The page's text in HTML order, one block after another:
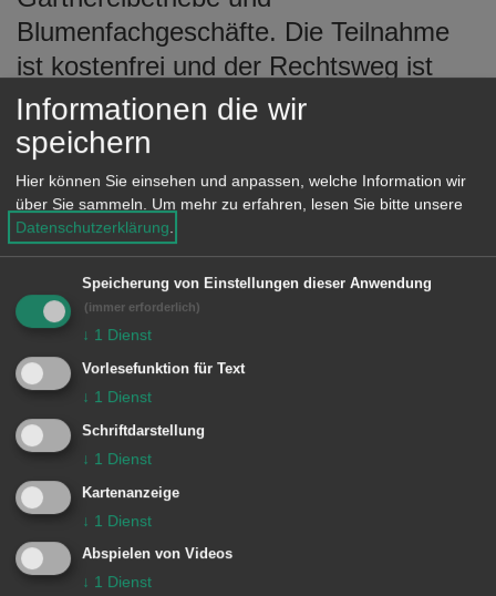
Blumenfachgeschäfte. Die Teilnahme
ist kostenfrei und der Rechtsweg ist
ausgeschlossen.
Voraussetzung für eine Teilnahme ist
auch dieses Jahr eine Anmeldung. Die
Bewertung erfolgt nach einem
Punktesystem unter den
Gesichtspunkten Harmonie und
Verhältnismäßigkeit, Wachstums- und
Pflegestand sowie Blütenreichtum,
wobei mindestens 50 % des
Blumenschmuckes blühend sein sollte.
Jeder einzelne Teilnehmer, dessen
Blumenschmuck bewertet werden
konnte, erhält eine Urkunde sowie
attraktive Preise. Unverändert werden
Informationen die wir
speichern
Hier können Sie einsehen und anpassen, welche Information wir
über Sie sammeln. Um mehr zu erfahren, lesen Sie bitte unsere
Datenschutzerklärung.
Speicherung von Einstellungen dieser Anwendung
(immer erforderlich)
↓ 1 Dienst
Vorlesefunktion für Text
↓ 1 Dienst
Schriftdarstellung
↓ 1 Dienst
Kartenanzeige
↓ 1 Dienst
Abspielen von Videos
↓ 1 Dienst